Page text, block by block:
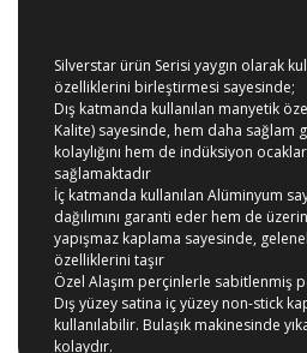
Silverstar ürün Serisi yaygın olarak
özelliklerini birleştirmesi sayesinde;
Dış katmanda kullanılan manyetik
Kalite) sayesinde, hem daha sağlam
kolaylığını hem de indüksiyon
sağlamaktadır
İç katmanda kullanılan Alüminyum
dağılımını garanti eder hem de
yapışmaz kaplama sayesinde,
özelliklerini taşır
Özel Alaşım perçinlerle sabitlenmiş
Dış yüzey satina iç yüzey non-stick
kullanılabilir. Bulaşık makinesinde
kolaydır.